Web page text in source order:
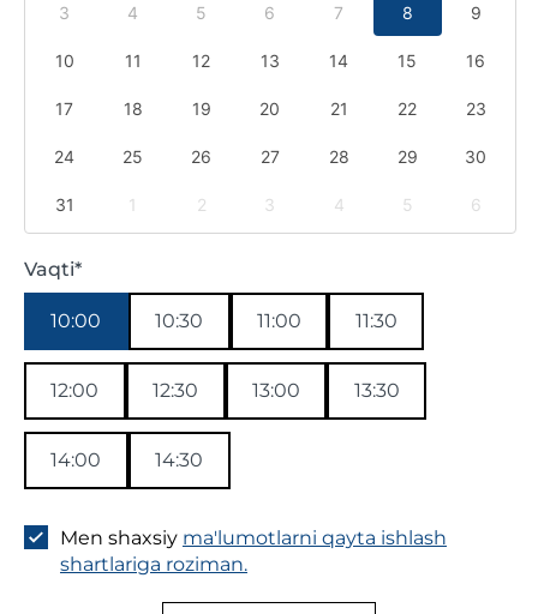
3 4 5 6 7 8 9
10 11 12 13 14 15 16
17 18 19 20 21 22 23
24 25 26 27 28 29 30
31 1 2 3 4 5 6
Vaqti*
10:00 10:30 11:00 11:30
12:00 12:30 13:00 13:30
14:00 14:30
Men shaxsiy ma'lumotlarni qayta ishlash
shartlariga roziman.